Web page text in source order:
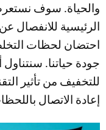
والحياة. سوف
الرئيسية للانفصال
احتضان لحظات
جودة حياتنا. سنتناول
للتخفيف من تأثير
إعادة الاتصال